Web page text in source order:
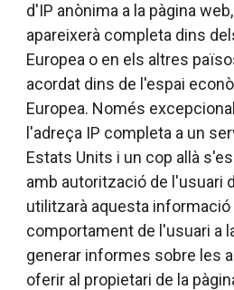
d'IP anònima a la pàgina
apareixerà completa dins
Europea o en els altres
acordat dins de l'espai
Europea. Només
l'adreça IP completa a un
Estats Units i un cop allà
amb autorització de l'usuari
utilitzarà aquesta informació
comportament de l'usuari a
generar informes sobre les
oferir al propietari de la